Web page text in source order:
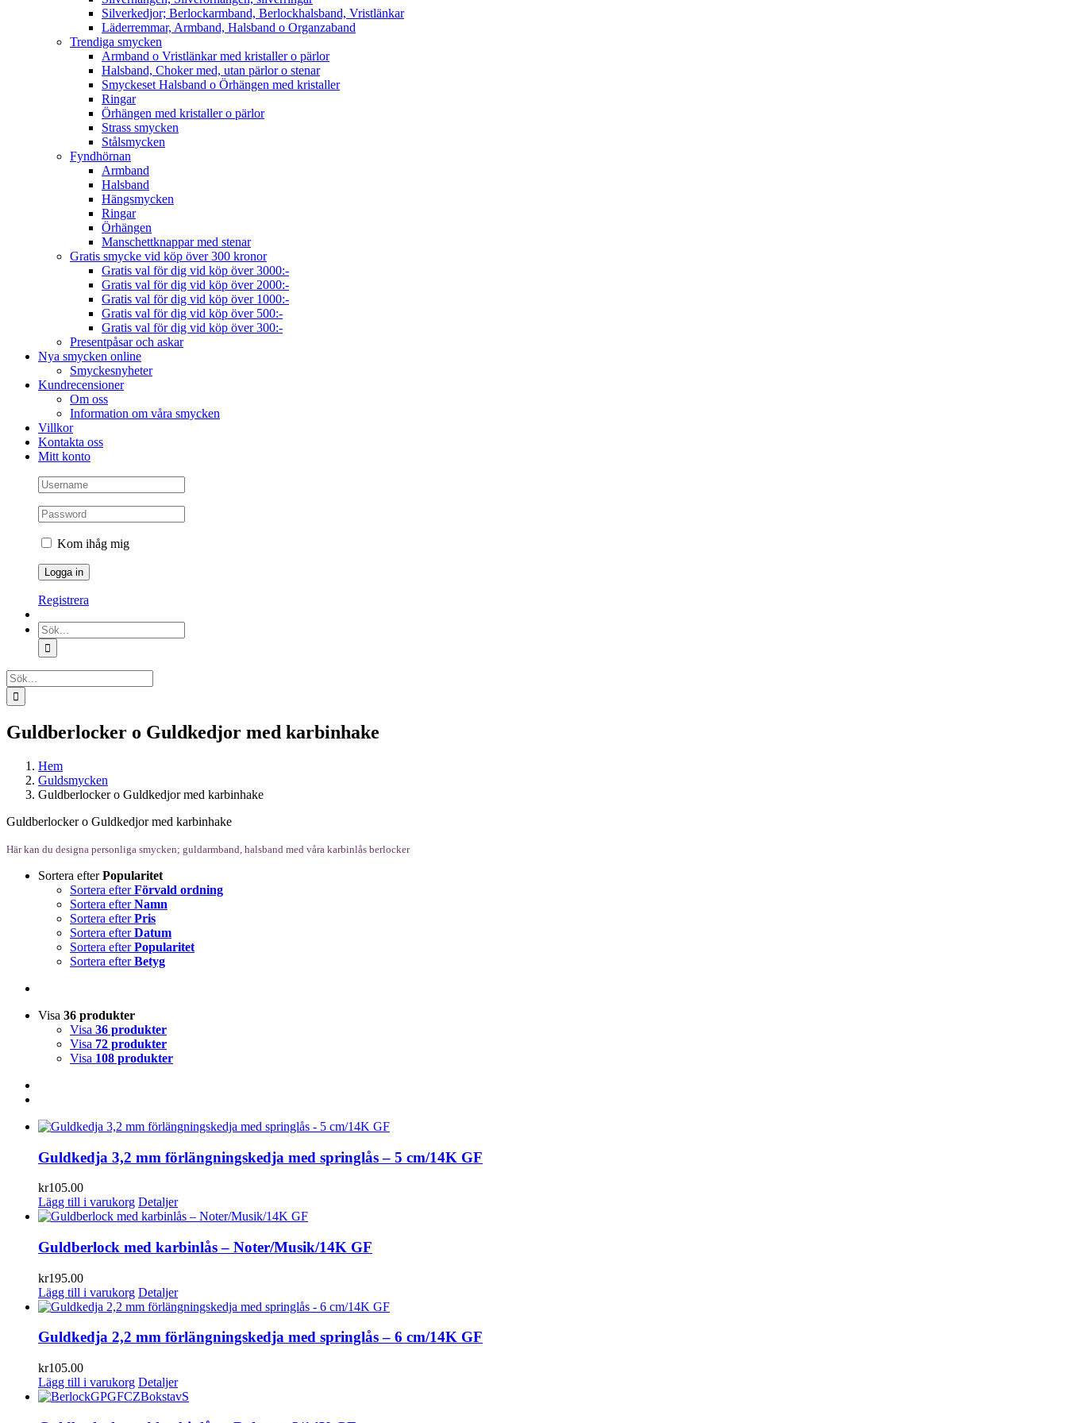
Silverkedjor; Berlockarmband, Berlockhalsband, Vristlänkar
Läderremmar, Armband, Halsband o Organzaband
Trendiga smycken
Armband o Vristlänkar med kristaller o pärlor
Halsband, Choker med, utan pärlor o stenar
Smyckeset Halsband o Örhängen med kristaller
Ringar
Örhängen med kristaller o pärlor
Strass smycken
Stålsmycken
Fyndhörnan
Armband
Halsband
Hängsmycken
Ringar
Örhängen
Manschettknappar med stenar
Gratis smycke vid köp över 300 kronor
Gratis val för dig vid köp över 3000:-
Gratis val för dig vid köp över 2000:-
Gratis val för dig vid köp över 1000:-
Gratis val för dig vid köp över 500:-
Gratis val för dig vid köp över 300:-
Presentpåsar och askar
Nya smycken online
Smyckesnyheter
Kundrecensioner
Om oss
Information om våra smycken
Villkor
Kontakta oss
Mitt konto
Kom ihåg mig
Registrera
Sök
efter:
Sök
efter:
Guldberlocker o Guldkedjor med karbinhake
Hem
Guldsmycken
Guldberlocker o Guldkedjor med karbinhake
Guldberlocker o Guldkedjor med karbinhake
Här kan du designa personliga smycken; guldarmband, halsband med våra karbinlås berlocker
Sortera efterPopularitet
Sortera efterFörvald ordning
Sortera efterNamn
Sortera efterPris
Sortera efterDatum
Sortera efterPopularitet
Sortera efterBetyg
Visa 36 produkter
Visa 36 produkter
Visa 72 produkter
Visa 108 produkter
Guldkedja 3,2 mm förlängningskedja med springlås – 5 cm/14K GF
kr105.00
Lägg till i varukorg Detaljer
Guldberlock med karbinlås – Noter/Musik/14K GF
kr195.00
Lägg till i varukorg Detaljer
Guldkedja 2,2 mm förlängningskedja med springlås – 6 cm/14K GF
kr105.00
Lägg till i varukorg Detaljer